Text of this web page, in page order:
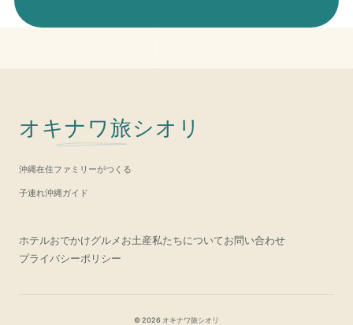
オキナワ旅シオリ
沖縄在住ファミリーがつくる
子連れ沖縄ガイド
ホテルおでかけグルメお土産私たちについてお問い合わせ
プライバシーポリシー
© 2026 オキナワ旅シオリ